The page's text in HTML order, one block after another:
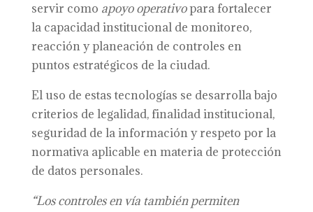
servir como apoyo operativopara fortalecer
la capacidad institucional de monitoreo,
reacción y planeación de controles en
puntos estratégicos de la ciudad.
El uso de estas tecnologías se desarrolla bajo
criterios de legalidad, finalidad institucional,
seguridad de la información y respeto por la
normativa aplicable en materia de protección
de datos personales.
“Los controles en vía también permiten